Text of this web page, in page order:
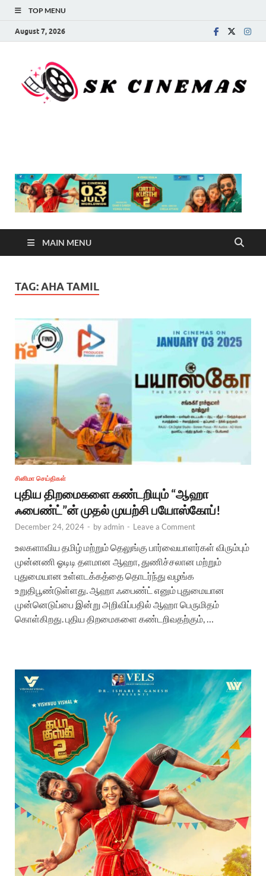
TOP MENU
August 7, 2026
MAIN MENU
TAG:AHA TAMIL
சினிமா செய்திகள்
புதிய‌ திறமைகளை கண்டறியும் “ஆஹா
ஃபைண்ட்”ன் முதல் முயற்சி பயோஸ்கோப்!
December 24, 2024 - byadmin - Leave a Comment
உலகளாவிய‌ தமிழ் மற்றும் தெலுங்கு பார்வையாளர்கள் விரும்பும்
முன்னணி ஓடிடி தளமான ஆஹா, துணிச்சலான மற்றும்
புதுமையான உள்ளடக்கத்தை தொடர்ந்து வழங்க
உறுதிபூண்டுள்ளது. ஆஹா ஃபைண்ட் எனும் புதுமையான
முன்னெடுப்பை இன்று அறிவிப்பதில் ஆஹா பெருமிதம்
கொள்கிறது. புதிய‌ திறமைகளை கண்டறிவதற்கும், …